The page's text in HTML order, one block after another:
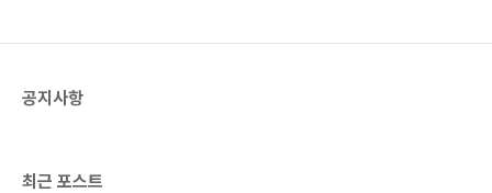
공지사항
최근 포스트